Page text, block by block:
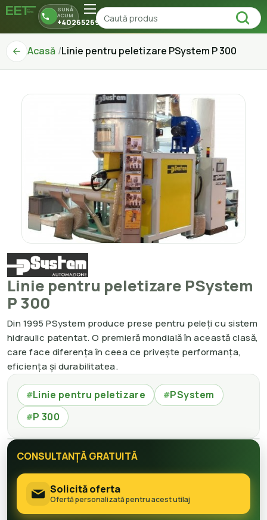
SUNĂ
ACUM
+40265269150
Acasă Linie pentru peletizare PSystem P 300
Linie pentru peletizare PSystem
P 300
Din 1995 PSystem produce prese pentru peleți cu sistem
hidraulic patentat. O premieră mondială în această clasă,
care face diferența în ceea ce privește performanța,
eficiența și durabilitatea.
#Linie pentru peletizare #PSystem
#P 300
CONSULTANȚĂ GRATUITĂ
Solicită oferta
Ofertă personalizată pentru acest utilaj